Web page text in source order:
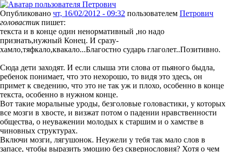
Опубликовано чт, 16/02/2012 - 09:32 пользователем Петрович
головастикпишет:
текста и в конце один ненормативный ,но надо
признать,нужный Конец. И сразу-
хамло,тяфкало,квакало...Благостно сударь глаголет..Позитивно.
Сюда дети заходят. И если слыша эти слова от пьяного быдла,
ребенок понимает, что это нехорошо, то видя это здесь, он
примет к сведению, что это не так уж и плохо, особенно в конце
текста, особенно в нужном конце.
Вот такие моральные уроды, безголовые головастики, у которых
все мозги в хвосте, и визжат потом о падении нравственности
общества, о неуважении молодых к старшим и о хамстве в
чиновных структурах.
Включи мозги, лягушонок. Неужели у тебя так мало слов в
запасе, чтобы выразить эмоцию без сквернословия? Хотя о чем